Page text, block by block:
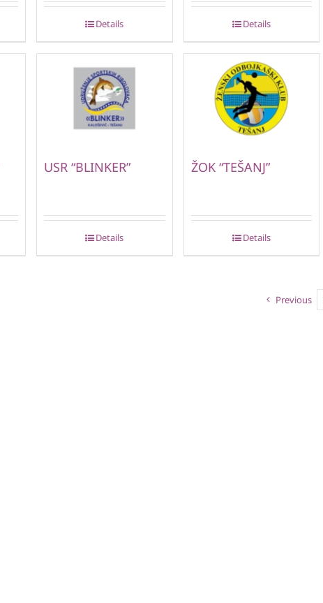
Details Details
USR “BLINKER”
Details
ŽOK “TEŠANJ”
Details
Previous